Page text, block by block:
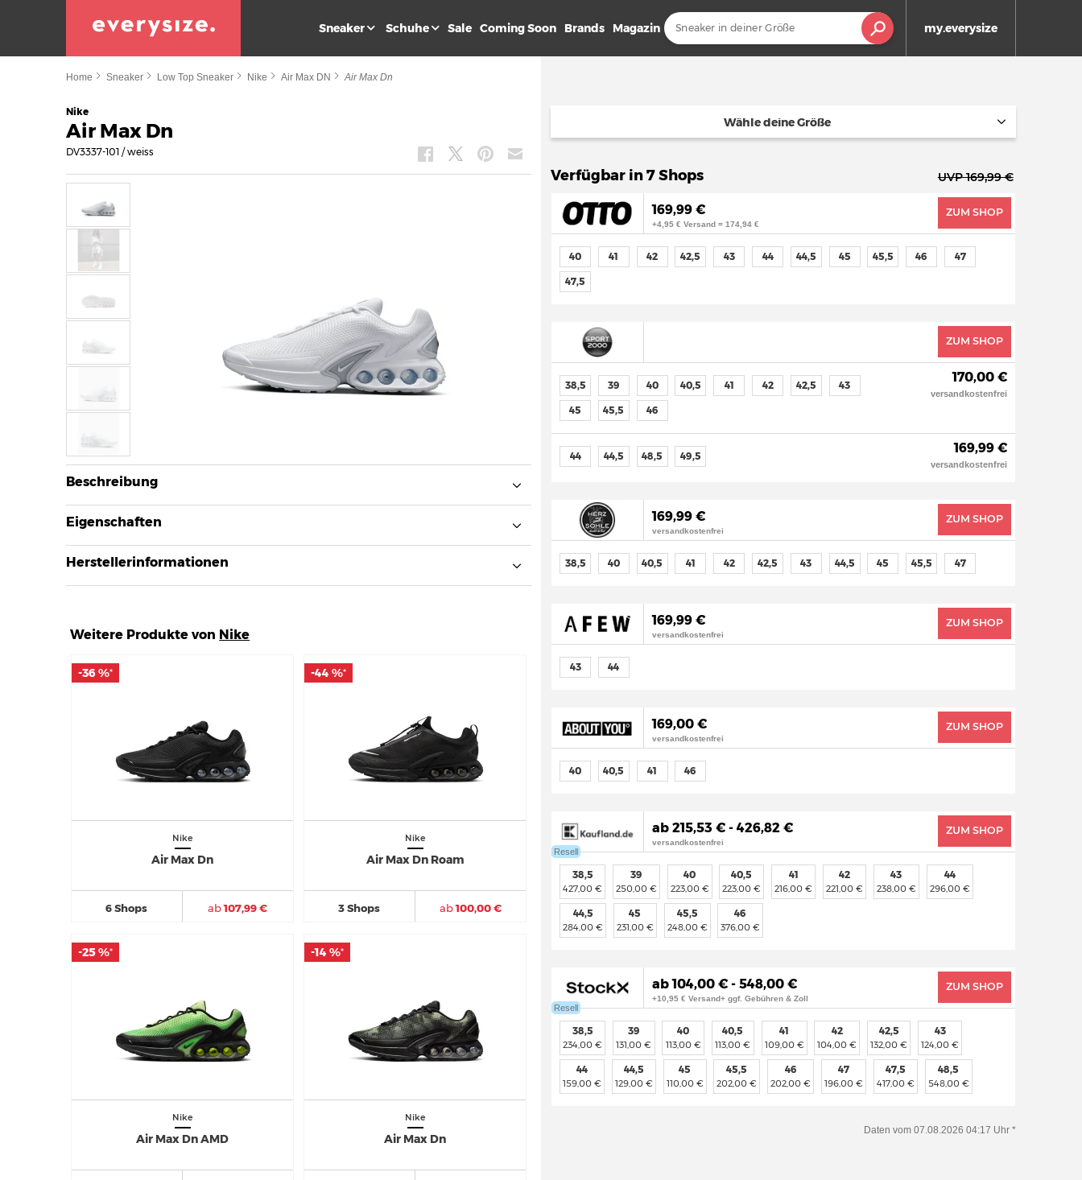
my.everysize
Sneaker Schuhe Sale Coming Soon Brands Magazin
Home Sneaker Low Top Sneaker Nike Air Max DN Air Max Dn
Nike
Air Max Dn
DV3337-101 / weiss
Beschreibung
Eigenschaften
Herstellerinformationen
Weitere Produkte von Nike
Nike
Air Max Dn
6 Shops ab107,99 €
-36 %*
-36 %*
Nike
Air Max Dn Roam
3 Shops ab100,00 €
-44 %*
-44 %*
Nike
Air Max Dn AMD
-25 %*
-25 %*
Nike
Air Max Dn
-14 %*
-14 %*
Wähle deine Größe
Verfügbar in 7 Shops UVP 169,99 €
169,99 €
+4,95 € Versand = 174,94 €
ZUM SHOP
40 41 42 42,5 43 44 44,5 45 45,5 46 47
47,5
ZUM SHOP
38,5 39 40 40,5 41 42 42,5 43
45 45,5 46
170,00 €
versandkostenfrei
44 44,5 48,5 49,5
169,99 €
versandkostenfrei
169,99 €
versandkostenfrei
ZUM SHOP
38,5 40 40,5 41 42 42,5 43 44,5 45 45,5 47
169,99 €
versandkostenfrei
ZUM SHOP
43 44
169,00 €
versandkostenfrei
ZUM SHOP
40 40,5 41 46
Resell
ab 215,53 € - 426,82 €
versandkostenfrei
ZUM SHOP
38,5
427,00 €
39
250,00 €
40
223,00 €
40,5
223,00 €
41
216,00 €
42
221,00 €
43
238,00 €
44
296,00 €
44,5
284,00 €
45
231,00 €
45,5
248,00 €
46
376,00 €
Resell
ab 104,00 € - 548,00 €
+10,95 € Versand+ ggf. Gebühren & Zoll
ZUM SHOP
38,5
234,00 €
39
131,00 €
40
113,00 €
40,5
113,00 €
41
109,00 €
42
104,00 €
42,5
132,00 €
43
124,00 €
44
159,00 €
44,5
129,00 €
45
110,00 €
45,5
202,00 €
46
202,00 €
47
196,00 €
47,5
417,00 €
48,5
548,00 €
Daten vom 07.08.2026 04:17 Uhr *